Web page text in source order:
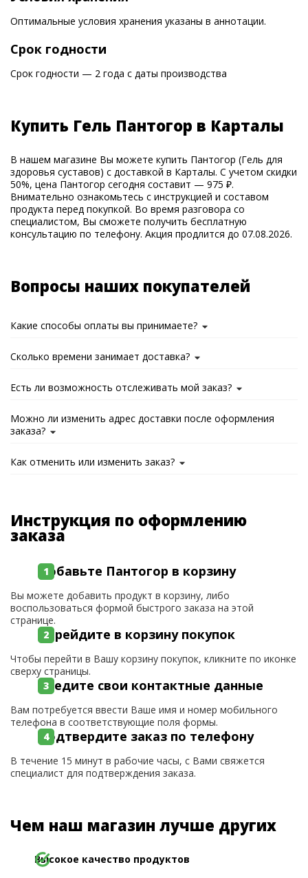
Оптимальные условия хранения указаны в аннотации.
Срок годности
Срок годности — 2 года с даты производства
Купить Гель Пантогор в Карталы
В нашем магазине Вы можете купить Пантогор (Гель для
здоровья суставов) с доставкой в Карталы. С учетом скидки
50%, цена Пантогор сегодня составит — 975 ₽.
Внимательно ознакомьтесь с инструкцией и составом
продукта перед покупкой. Во время разговора со
специалистом, Вы сможете получить бесплатную
консультацию по телефону. Акция продлится до 07.08.2026.
Вопросы наших покупателей
Какие способы оплаты вы принимаете?
Сколько времени занимает доставка?
Есть ли возможность отслеживать мой заказ?
Можно ли изменить адрес доставки после оформления
заказа?
Как отменить или изменить заказ?
Инструкция по оформлению
заказа
Добавьте Пантогор в корзину
Вы можете добавить продукт в корзину, либо
воспользоваться формой быстрого заказа на этой
странице.
Перейдите в корзину покупок
Чтобы перейти в Вашу корзину покупок, кликните по иконке
сверху страницы.
Введите свои контактные данные
Вам потребуется ввести Ваше имя и номер мобильного
телефона в соответствующие поля формы.
Подтвердите заказ по телефону
В течение 15 минут в рабочие часы, с Вами свяжется
специалист для подтверждения заказа.
Чем наш магазин лучше других
Высокое качество продуктов